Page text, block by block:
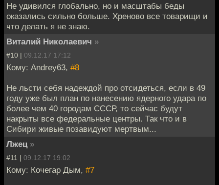
Не удивился глобально, но и масштабы беды
оказались сильно больше. Хреново все товарищи и
что делать я не знаю.
Виталий Николаевич »
#10 | 09.12.17 17:12
Кому: Andrey63, #8
Не льсти себя надеждой про отсидеться, если в 49
году уже был план по нанесению ядерного удара по
более чем 40 городам СССР, то сейчас будут
накрыты все федеральные центры. Так что и в
Сибири живые позавидуют мертвым...
Лжец »
#11 | 09.12.17 19:02
Кому: Кочегар Дым, #7